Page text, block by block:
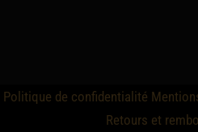
Politique de confidentialité
Retours et